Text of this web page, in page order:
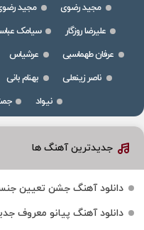
مجید رضوی مجید
علیرضا روزگار
سیامک
عرفان طهماسبی
عرشیاس
ناصر زینعلی
بهنام بانی
نیواد
جدیدترین آهنگ ها
دانلود آهنگ جشن تعیین
دانلود آهنگ پیانو معروف